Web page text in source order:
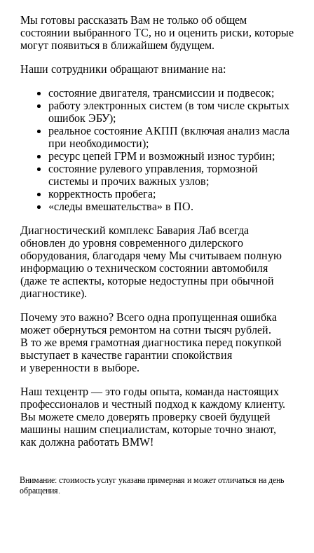
Мы готовы рассказать Вам не только об общем
состоянии выбранного ТС, но и оценить риски, которые
могут появиться в ближайшем будущем.
Наши сотрудники обращают внимание на:
состояние двигателя, трансмиссии и подвесок;
работу электронных систем (в том числе скрытых
ошибок ЭБУ);
реальное состояние АКПП (включая анализ масла
при необходимости);
ресурс цепей ГРМ и возможный износ турбин;
состояние рулевого управления, тормозной
системы и прочих важных узлов;
корректность пробега;
«следы вмешательства» в ПО.
Диагностический комплекс Бавария Лаб всегда
обновлен до уровня современного дилерского
оборудования, благодаря чему Мы считываем полную
информацию о техническом состоянии автомобиля
(даже те аспекты, которые недоступны при обычной
диагностике).
Почему это важно? Всего одна пропущенная ошибка
может обернуться ремонтом на сотни тысяч рублей.
В то же время грамотная диагностика перед покупкой
выступает в качестве гарантии спокойствия
и уверенности в выборе.
Наш техцентр — это годы опыта, команда настоящих
профессионалов и честный подход к каждому клиенту.
Вы можете смело доверять проверку своей будущей
машины нашим специалистам, которые точно знают,
как должна работать BMW!
Внимание: стоимость услуг указана примерная и может отличаться на день
обращения.